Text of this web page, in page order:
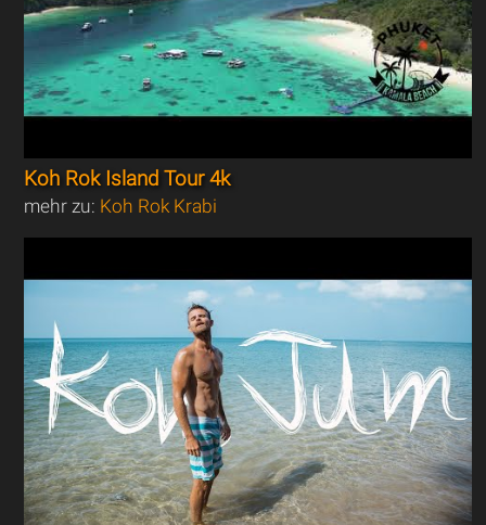
Koh Rok Island Tour 4k
mehr zu: Koh Rok Krabi